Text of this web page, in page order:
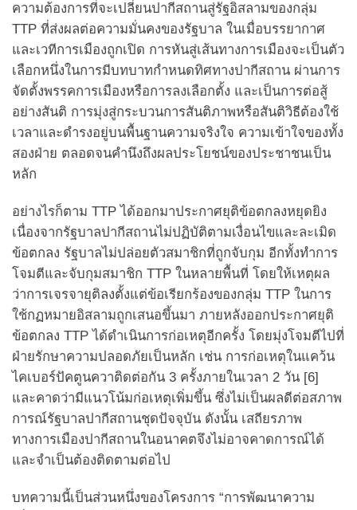
ความต้องการที่จะเปลี่ยนปากีสถานสู่รัฐอิสลามของกลุ่ม
TTP ที่ส่งผลต่อความมั่นคงของรัฐบาล ในเมื่อบรรยากาศ
และเวทีการเมืองถูกเปิด การหันสู่เส้นทางการเมืองจะเป็นตัว
เลือกหนึ่งในการมีบทบาทกำหนดทิศทางปากีสถาน ผ่านการ
จัดตั้งพรรคการเมืองหรือการลงเลือกตั้ง และเป็นการต่อสู้
อย่างสันติ การมุ่งสู่กระบวนการสันติภาพหรือสันติวิธีต้องใช้
เวลาและดำรงอยู่บนพื้นฐานความจริงใจ ความเข้าใจของทั้ง
สองฝ่าย ตลอดจนคำนึงถึงผลประโยชน์ของประชาชนเป็น
หลัก
อย่างไรก็ตาม TTP ได้ออกมาประกาศยุติข้อตกลงหยุดยิง
เนื่องจากรัฐบาลปากีสถานไม่ปฏิบัติตามเงื่อนไขและละเมิด
ข้อตกลง รัฐบาลไม่ปล่อยตัวสมาชิกที่ถูกจับกุม อีกทั้งทำการ
โจมตีและจับกุมสมาชิก TTP ในหลายพื้นที่ โดยให้เหตุผล
ว่าการเจรจายุติลงตั้งแต่ข้อเรียกร้องของกลุ่ม TTP ในการ
ใช้กฏหมายอิสลามถูกเสนอขึ้นมา ภายหลังออกประกาศยุติ
ข้อตกลง TTP ได้ดำเนินการก่อเหตุอีกครั้ง โดยมุ่งโจมตีไปที่
ฝ่ายรักษาความปลอดภัยเป็นหลัก เช่น การก่อเหตุในแคว้น
ไคเบอร์ปัคตูนควาติดต่อกัน 3 ครั้งภายในเวลา 2 วัน [6]
และคาดว่ามีแนวโน้มก่อเหตุเพิ่มขึ้น ซึ่งไม่เป็นผลดีต่อสภาพ
การณ์รัฐบาลปากีสถานชุดปัจจุบัน ดังนั้น เสถียรภาพ
ทางการเมืองปากีสถานในอนาคตจึงไม่อาจคาดการณ์ได้
และจำเป็นต้องติดตามต่อไป
บทความนี้เป็นส่วนหนึ่งของโครงการ “การพัฒนาความ